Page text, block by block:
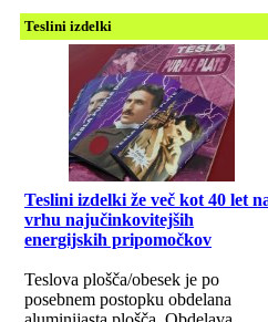
Teslini izdelki
Teslini izdelki že več kot 40 let
vrhu najučinkovitejših
energijskih pripomočkov
Teslova plošča/obesek je po
posebnem postopku obdelana